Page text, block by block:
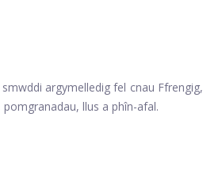
argymelledig fel cnau Ffrengig,
llus a phîn-afal.